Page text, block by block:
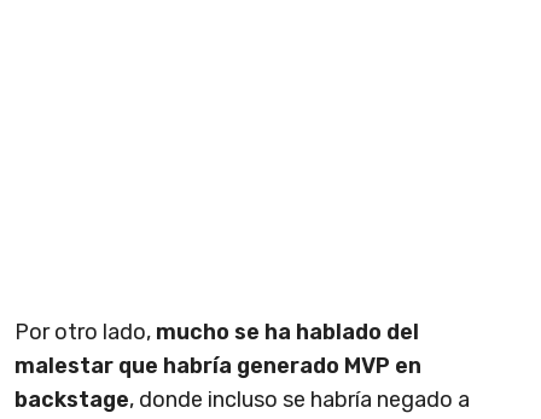
Por otro lado, mucho se ha hablado del
malestar que habría generado MVP en
backstage, donde incluso se habría negado a